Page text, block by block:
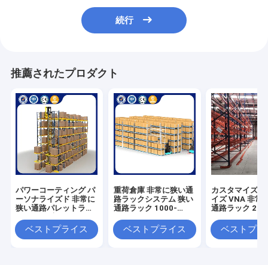
続行
推薦されたプロダクト
パワーコーティング パ
ーソナライズド 非常に
狭い通路パレットラッ
ベストプライス
重荷倉庫 非常に狭い通
路ラックシステム 狭い
通路ラック 1000-
ベストプライス
カスタマイズさ
イズ VNA 非常
通路ラック
げ
ベストプラ